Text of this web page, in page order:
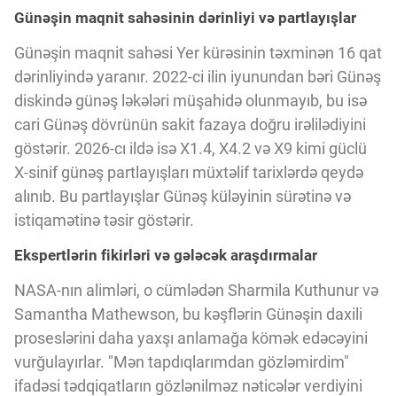
Gələcəyin Təhlili
Podkastlar
Günəşin maqnit sahəsinin dərinliyi və partlayışlar
Günəşin maqnit sahəsi Yer kürəsinin təxminən 16 qat
dərinliyində yaranır. 2022-ci ilin iyunundan bəri Günəş
diskində günəş ləkələri müşahidə olunmayıb, bu isə
cari Günəş dövrünün sakit fazaya doğru irəlilədiyini
göstərir. 2026-cı ildə isə X1.4, X4.2 və X9 kimi güclü
X-sinif günəş partlayışları müxtəlif tarixlərdə qeydə
alınıb. Bu partlayışlar Günəş küləyinin sürətinə və
istiqamətinə təsir göstərir.
Ekspertlərin fikirləri və gələcək araşdırmalar
NASA-nın alimləri, o cümlədən Sharmila Kuthunur və
Samantha Mathewson, bu kəşflərin Günəşin daxili
proseslərini daha yaxşı anlamağa kömək edəcəyini
vurğulayırlar. "Mən tapdıqlarımdan gözləmirdim"
ifadəsi tədqiqatların gözlənilməz nəticələr verdiyini